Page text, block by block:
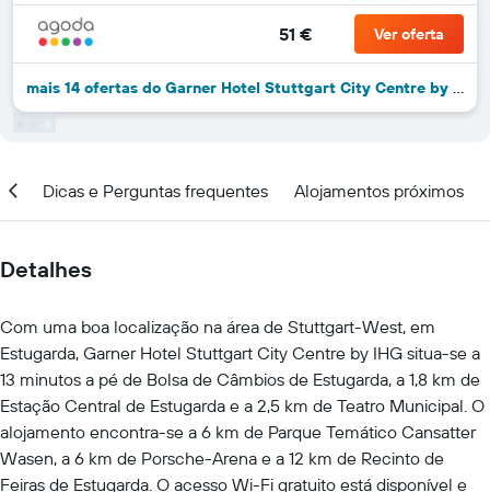
51 € Ver oferta
mais 14 ofertas do Garner Hotel Stuttgart City Centre by IHG
Dicas e Perguntas frequentes Alojamentos próximos
Detalhes
Com uma boa localização na área de Stuttgart-West, em
Estugarda, Garner Hotel Stuttgart City Centre by IHG situa-se a
13 minutos a pé de Bolsa de Câmbios de Estugarda, a 1,8 km de
Estação Central de Estugarda e a 2,5 km de Teatro Municipal. O
alojamento encontra-se a 6 km de Parque Temático Cansatter
Wasen, a 6 km de Porsche-Arena e a 12 km de Recinto de
Feiras de Estugarda. O acesso Wi-Fi gratuito está disponível e